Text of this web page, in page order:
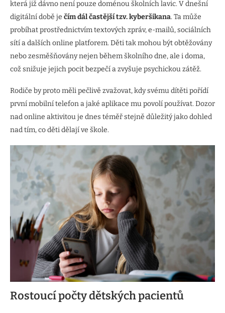
která již dávno není pouze doménou školních lavic. V dnešní
digitální době je čím dál častější tzv. kyberšikana. Ta může
probíhat prostřednictvím textových zpráv, e-mailů, sociálních
sítí a dalších online platforem. Děti tak mohou být obtěžovány
nebo zesměšňovány nejen během školního dne, ale i doma,
což snižuje jejich pocit bezpečí a zvyšuje psychickou zátěž.
Rodiče by proto měli pečlivě zvažovat, kdy svému dítěti pořídí
první mobilní telefon a jaké aplikace mu povolí používat. Dozor
nad online aktivitou je dnes téměř stejně důležitý jako dohled
nad tím, co děti dělají ve škole.
Rostoucí počty dětských pacientů